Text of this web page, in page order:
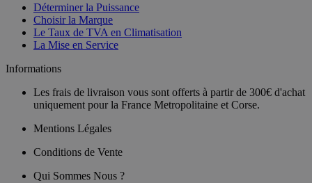
Déterminer la Puissance
Choisir la Marque
Le Taux de TVA en Climatisation
La Mise en Service
Informations
Les frais de livraison vous sont offerts à partir de 300€ d'achat
uniquement pour la France Metropolitaine et Corse.
Mentions Légales
Conditions de Vente
Qui Sommes Nous ?